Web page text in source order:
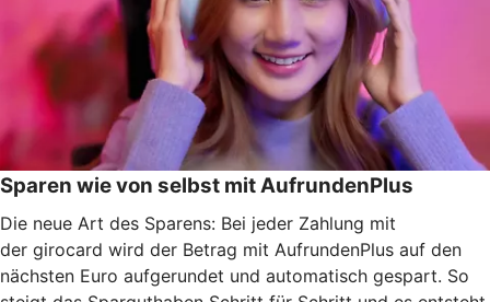
Sparen wie von selbst mit AufrundenPlus
Die neue Art des Sparens: Bei jeder Zahlung mit
der girocard wird der Betrag mit AufrundenPlus auf den
nächsten Euro aufgerundet und automatisch gespart. So